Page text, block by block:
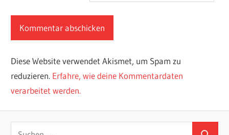
Diese Website verwendet Akismet, um Spam zu
reduzieren. Erfahre, wie deine Kommentardaten
verarbeitet werden.
Suchen